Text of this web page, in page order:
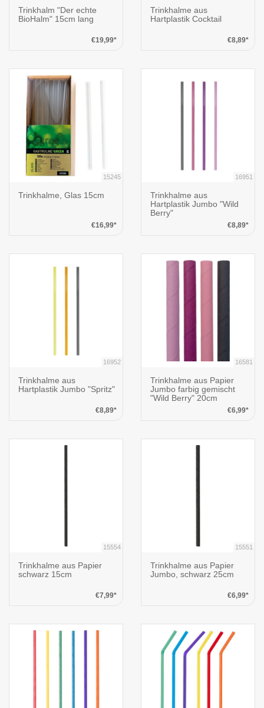
Trinkhalm "Der echte
BioHalm" 15cm lang
€19,99*
Trinkhalme aus
Hartplastik Cocktail
€8,89*
15245
Trinkhalme, Glas 15cm
€16,99*
16951
Trinkhalme aus
Hartplastik Jumbo "Wild
Berry"
€8,89*
16952
Trinkhalme aus
Hartplastik Jumbo "Spritz"
€8,89*
16581
Trinkhalme aus Papier
Jumbo farbig gemischt
"Wild Berry" 20cm
€6,99*
15554
Trinkhalme aus Papier
schwarz 15cm
€7,99*
15551
Trinkhalme aus Papier
Jumbo, schwarz 25cm
€6,99*